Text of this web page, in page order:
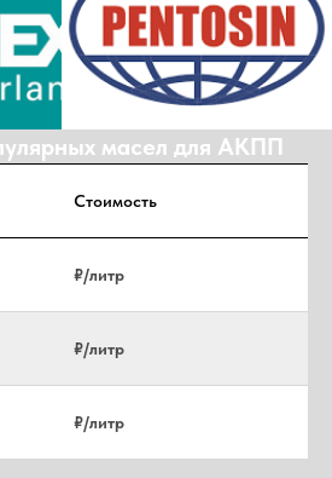
масел для АКПП
Стоимость
₽/литр
₽/литр
₽/литр